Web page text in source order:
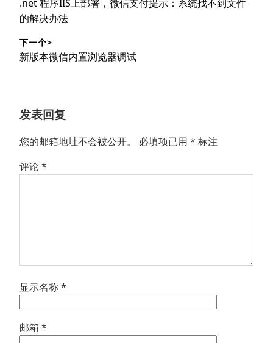
导
航
篇
章：
.net 程序IIS上部署，微信支付提示：系统找不到文件
的解决办法
下一个>
下
新版本微信内置浏览器调试
发表回复
您的邮箱地址不会被公开。 必填项已用 * 标注
评论*
显示名称*
邮箱 *